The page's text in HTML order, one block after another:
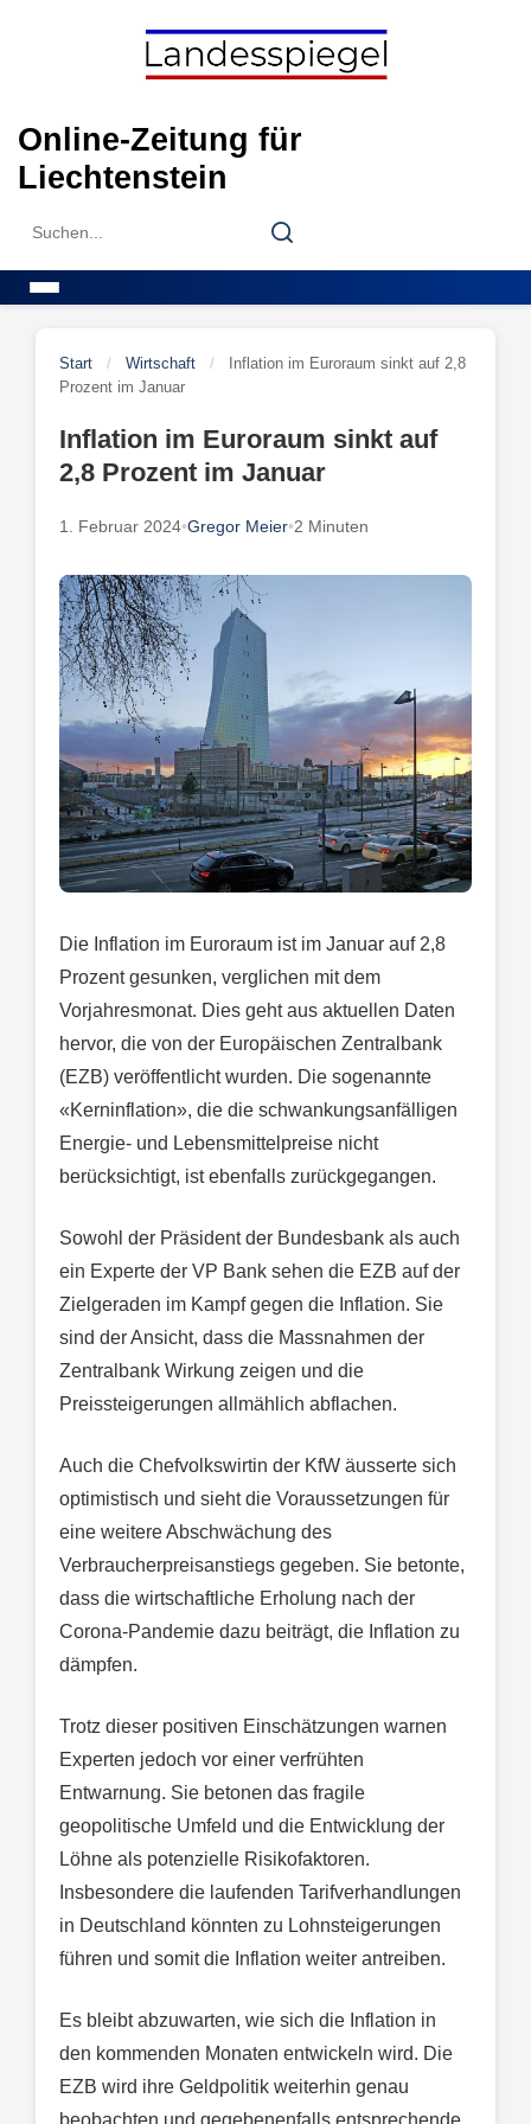
Online-Zeitung für
Liechtenstein
Search
Search
Start / Wirtschaft /
Inflation im Euroraum sinkt auf 2,8
Prozent im Januar
Inflation im Euroraum sinkt auf
2,8 Prozent im Januar
1. Februar 2024•Gregor Meier•2 Minuten
Die Inflation im Euroraum ist im Januar auf 2,8
Prozent gesunken, verglichen mit dem
Vorjahresmonat. Dies geht aus aktuellen Daten
hervor, die von der Europäischen Zentralbank
(EZB) veröffentlicht wurden. Die sogenannte
«Kerninflation», die die schwankungsanfälligen
Energie- und Lebensmittelpreise nicht
berücksichtigt, ist ebenfalls zurückgegangen.
Sowohl der Präsident der Bundesbank als auch
ein Experte der VP Bank sehen die EZB auf der
Zielgeraden im Kampf gegen die Inflation. Sie
sind der Ansicht, dass die Massnahmen der
Zentralbank Wirkung zeigen und die
Preissteigerungen allmählich abflachen.
Auch die Chefvolkswirtin der KfW äusserte sich
optimistisch und sieht die Voraussetzungen für
eine weitere Abschwächung des
Verbraucherpreisanstiegs gegeben. Sie betonte,
dass die wirtschaftliche Erholung nach der
Corona-Pandemie dazu beiträgt, die Inflation zu
dämpfen.
Trotz dieser positiven Einschätzungen warnen
Experten jedoch vor einer verfrühten
Entwarnung. Sie betonen das fragile
geopolitische Umfeld und die Entwicklung der
Löhne als potenzielle Risikofaktoren.
Insbesondere die laufenden Tarifverhandlungen
in Deutschland könnten zu Lohnsteigerungen
führen und somit die Inflation weiter antreiben.
Es bleibt abzuwarten, wie sich die Inflation in
den kommenden Monaten entwickeln wird. Die
EZB wird ihre Geldpolitik weiterhin genau